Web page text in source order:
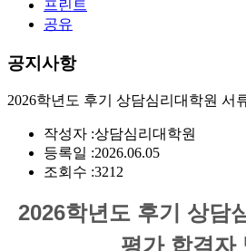
프린트
공유
공지사항
2026학년도 후기 상담심리대학원 서
작성자 :상담심리대학원
등록일 :2026.06.05
조회수 :3212
2026학년도 후기 상담
평가 합격자